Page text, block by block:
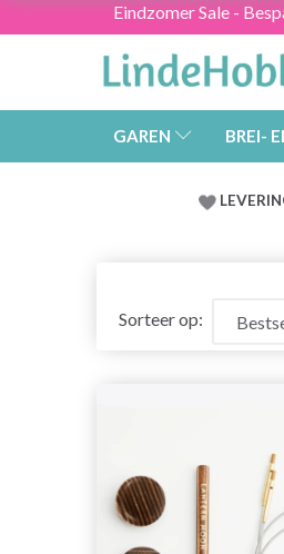
Eindzomer Sale -
GAREN BREI-
Sorteer op: